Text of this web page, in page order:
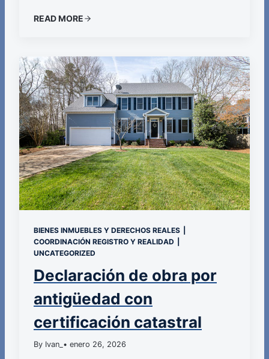
READ MORE
BIENES INMUEBLES Y DERECHOS REALES
COORDINACIÓN REGISTRO Y REALIDAD
UNCATEGORIZED
Declaración de obra por
antigüedad con
certificación catastral
By Ivan_ • enero 26, 2026